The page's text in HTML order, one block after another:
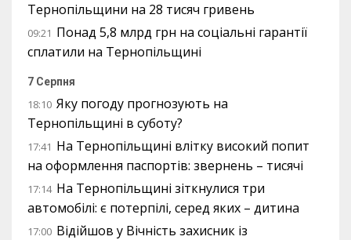
Тернопільщини на 28 тисяч гривень
09:21 Понад 5,8 млрд грн на соціальні гарантії
сплатили на Тернопільщині
7 Серпня
18:10 Яку погоду прогнозують на
Тернопільщині в суботу?
17:41 На Тернопільщині влітку високий попит
на оформлення паспортів: звернень – тисячі
17:14 На Тернопільщині зіткнулися три
автомобілі: є потерпілі, серед яких – дитина
17:00 Відійшов у Вічність захисник із